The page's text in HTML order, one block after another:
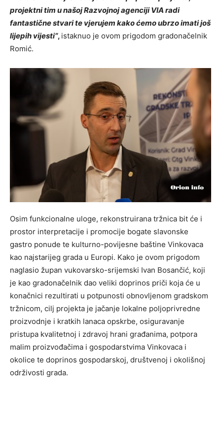
projektni tim u našoj Razvojnoj agenciji VIA radi
fantastične stvari te vjerujem kako ćemo ubrzo imati još
lijepih vijesti“, istaknuo je ovom prigodom gradonačelnik
Romić.
Osim funkcionalne uloge, rekonstruirana tržnica bit će i
prostor interpretacije i promocije bogate slavonske
gastro ponude te kulturno-povijesne baštine Vinkovaca
kao najstarijeg grada u Europi. Kako je ovom prigodom
naglasio župan vukovarsko-srijemski Ivan Bosančić, koji
je kao gradonačelnik dao veliki doprinos priči koja će u
konačnici rezultirati u potpunosti obnovljenom gradskom
tržnicom, cilj projekta je jačanje lokalne poljoprivredne
proizvodnje i kratkih lanaca opskrbe, osiguravanje
pristupa kvalitetnoj i zdravoj hrani građanima, potpora
malim proizvođačima i gospodarstvima Vinkovaca i
okolice te doprinos gospodarskoj, društvenoj i okolišnoj
održivosti grada.